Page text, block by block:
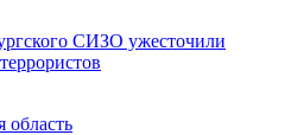
СИЗО ужесточили
область